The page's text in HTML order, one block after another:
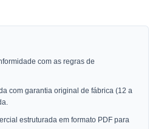
com as regras de
com garantia original de fábrica (12 a
estruturada em formato PDF para